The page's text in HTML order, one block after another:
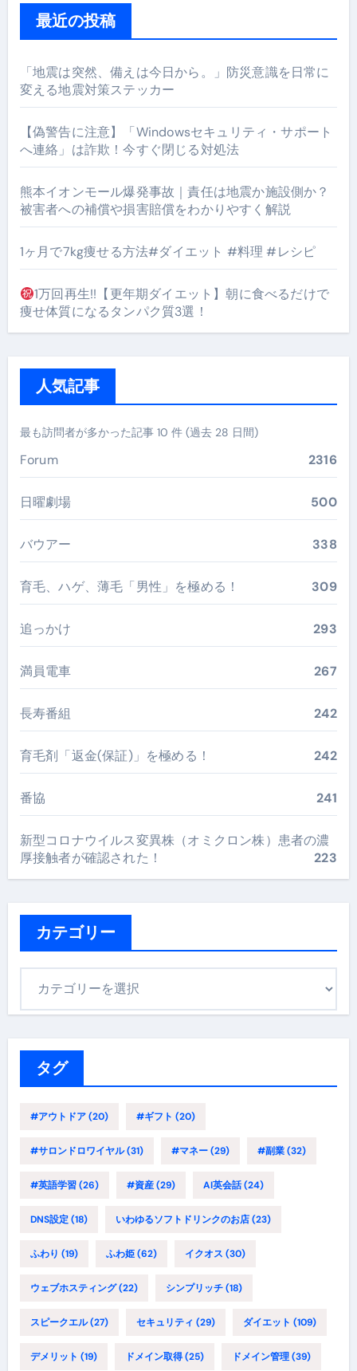
最近の投稿
「地震は突然、備えは今日から。」防災意識を日常に
変える地震対策ステッカー
【偽警告に注意】「Windowsセキュリティ・サポート
へ連絡」は詐欺！今すぐ閉じる対処法
熊本イオンモール爆発事故｜責任は地震か施設側か？
被害者への補償や損害賠償をわかりやすく解説
1ヶ月で7kg痩せる方法#ダイエット #料理 #レシピ
1万回再生!!【更年期ダイエット】朝に食べるだけで
痩せ体質になるタンパク質3選！
人気記事
最も訪問者が多かった記事 10 件 (過去 28 日間)
Forum 2316
日曜劇場 500
バウアー 338
育毛、ハゲ、薄毛「男性」を極める！ 309
追っかけ 293
満員電車 267
長寿番組 242
育毛剤「返金(保証)」を極める！ 242
番協 241
新型コロナウイルス変異株（オミクロン株）患者の濃
厚接触者が確認された！
223
カテゴリー
タグ
#アウトドア(20) #ギフト (20)
#サロンドロワイヤル(31) #マネー(29) #副業(32)
#英語学習(26) #資産(29) AI英会話(24)
DNS設定(18) いわゆるソフトドリンクのお店(23)
ふわり (19) ふわ姫(62) イクオス (30)
ウェブホスティング(22) シンプリッチ(18)
スピークエル(27) セキュリティ (29) ダイエット (109)
デメリット (19) ドメイン取得(25) ドメイン管理(39)